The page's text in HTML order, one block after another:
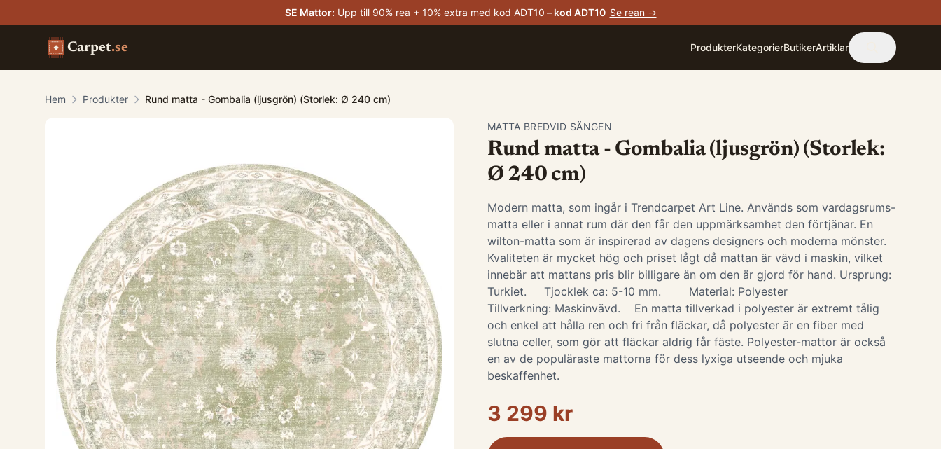
SE Mattor: Upp till 90% rea + 10% extra med kod ADT10 – kod ADT10 Se rean →
Carpet.se ProdukterKategorierButikerArtiklar
Hem Produkter Rund matta - Gombalia (ljusgrön) (Storlek: Ø 240 cm)
MATTA BREDVID SÄNGEN
Rund matta - Gombalia (ljusgrön) (Storlek:
Ø 240 cm)
Modern matta, som ingår i Trendcarpet Art Line. Används som vardagsrums-
matta eller i annat rum där den får den uppmärksamhet den förtjänar. En
wilton-matta som är inspirerad av dagens designers och moderna mönster.
Kvaliteten är mycket hög och priset lågt då mattan är vävd i maskin, vilket
innebär att mattans pris blir billigare än om den är gjord för hand. Ursprung:
Turkiet. Tjocklek ca: 5-10 mm. Material: Polyester
Tillverkning: Maskinvävd. ​ En matta tillverkad i polyester är extremt tålig
och enkel att hålla ren och fri från fläckar, då polyester är en fiber med
slutna celler, som gör att fläckar aldrig får fäste. Polyester-mattor är också
en av de populäraste mattorna för dess lyxiga utseende och mjuka
beskaffenhet.
3 299 kr